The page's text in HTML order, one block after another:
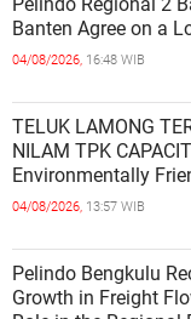
Banten Agree on a
Cooperation at
04/08/2026, 16:48 WIB
TELUK LAMONG
NILAM TPK
Environmentally
04/08/2026, 13:57 WIB
Pelindo Bengkulu
Growth in Freight